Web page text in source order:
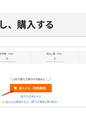
、購入する